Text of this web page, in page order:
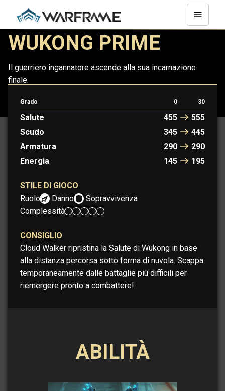
WUKONG PRIME
Il guerriero ingannatore ascende alla sua incarnazione
finale.
Grado 0 30
Salute 455
555
Scudo
345
445
Armatura
290
290
Energia
145 195
STILE DI GIOCO
Ruolo:
Danno
Sopravvivenza
Complessità:
CONSIGLIO
Cloud Walker ripristina la Salute di Wukong in base
alla distanza percorsa sotto forma di nuvola. Scappa
temporaneamente dalle battaglie più difficili per
riemergere pronto a combattere!
ABILITÀ